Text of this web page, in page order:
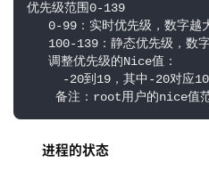
优先级范围0-139
0-99：实时优先级，数字越
100-139：静态优先级，数字
调整优先级的Nice值：
-20到19，其中-20对应100
备注：root用户的nice值范围
进程的状态